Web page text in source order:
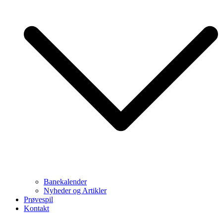
Banekalender
Nyheder og Artikler
Prøvespil
Kontakt